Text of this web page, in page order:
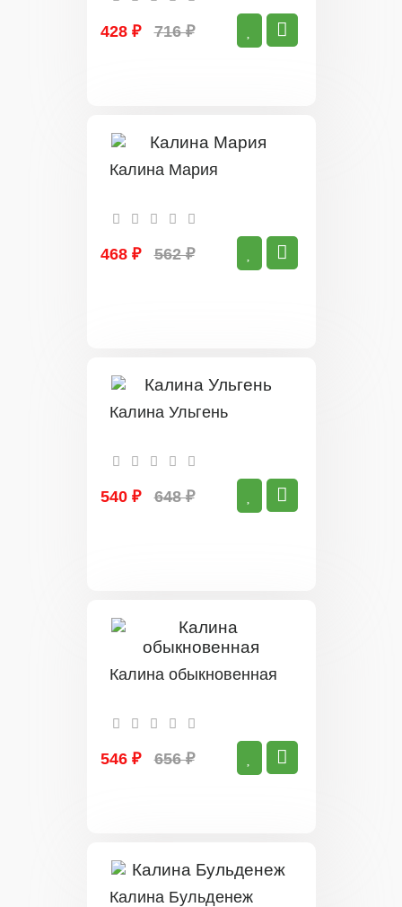
428 ₽ 716 ₽
Калина Мария
468 ₽ 562 ₽
Калина Ульгень
540 ₽ 648 ₽
Калина обыкновенная
546 ₽ 656 ₽
Калина Бульденеж